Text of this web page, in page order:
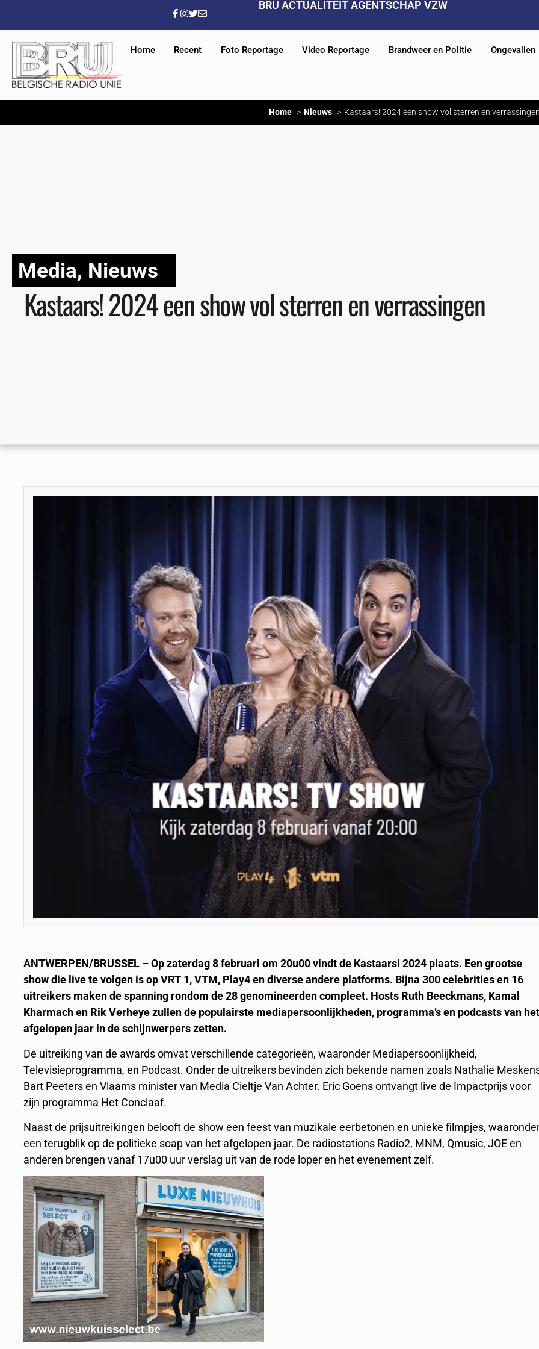
BRU ACTUALITEIT AGENTSCHAP VZW
Home Recent Foto Reportage Video Reportage Brandweer en Politie Ongevallen
Home Nieuws Kastaars! 2024 een show vol sterren en
Media, Nieuws
Kastaars! 2024 een show vol sterren en verrassingen
ANTWERPEN/BRUSSEL – Op zaterdag 8 februari om 20u00 vindt de Kastaars! 2024 plaats. Een grootse
show die live te volgen is op VRT 1, VTM, Play4 en diverse andere platforms. Bijna 300 celebrities en 16
uitreikers maken de spanning rondom de 28 genomineerden compleet. Hosts Ruth Beeckmans, Kamal
Kharmach en Rik Verheye zullen de populairste mediapersoonlijkheden, programma’s en podcasts van
afgelopen jaar in de schijnwerpers zetten.
De uitreiking van de awards omvat verschillende categorieën, waaronder Mediapersoonlijkheid,
Televisieprogramma, en Podcast. Onder de uitreikers bevinden zich bekende namen zoals Nathalie
Bart Peeters en Vlaams minister van Media Cieltje Van Achter. Eric Goens ontvangt live de Impactprijs voor
zijn programma Het Conclaaf.
Naast de prijsuitreikingen belooft de show een feest van muzikale eerbetonen en unieke filmpjes,
een terugblik op de politieke soap van het afgelopen jaar. De radiostations Radio2, MNM, Qmusic, JOE en
anderen brengen vanaf 17u00 uur verslag uit van de rode loper en het evenement zelf.